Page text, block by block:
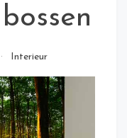
Interieur